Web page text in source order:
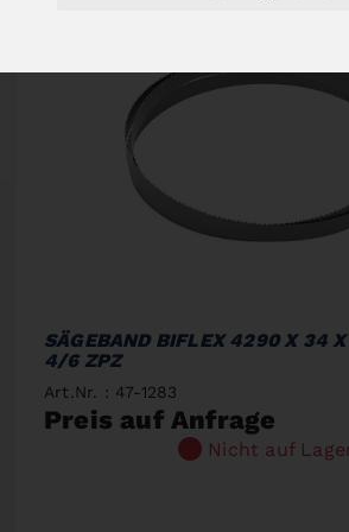
SÄGEBAND BIFLEX 4290 X 34 X
4/6 ZPZ
Art.Nr. : 47-1283
Preis auf Anfrage
Nicht auf